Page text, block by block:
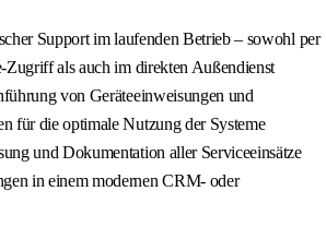
Support im laufenden Betrieb – sowohl per
Zugriff als auch im direkten Außendienst
von Geräteeinweisungen und
für die optimale Nutzung der Systeme
und Dokumentation aller Serviceeinsätze
in einem modernen CRM- oder